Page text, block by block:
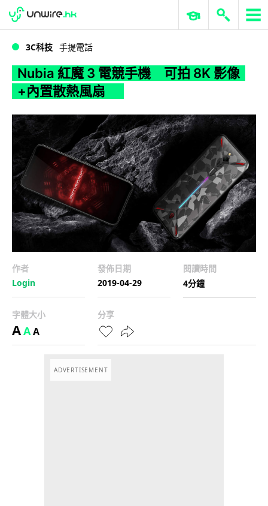
WWDC 2026 ERP 與商業 AI
3C科技 手提電話
Nubia 紅魔 3 電競手機 可拍 8K 影像
+內置散熱風扇
作者
Login
發佈日期
2019-04-29
閱讀時間
4分鐘
字體大小
AAA
分享
ADVERTISEMENT